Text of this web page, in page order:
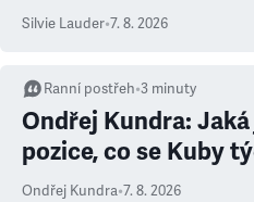
Silvie Lauder•7. 8. 2026
Ranní postřeh•3 minuty
Ondřej Kundra:
pozice, co se Kuby
Ondřej Kundra•7. 8. 2026